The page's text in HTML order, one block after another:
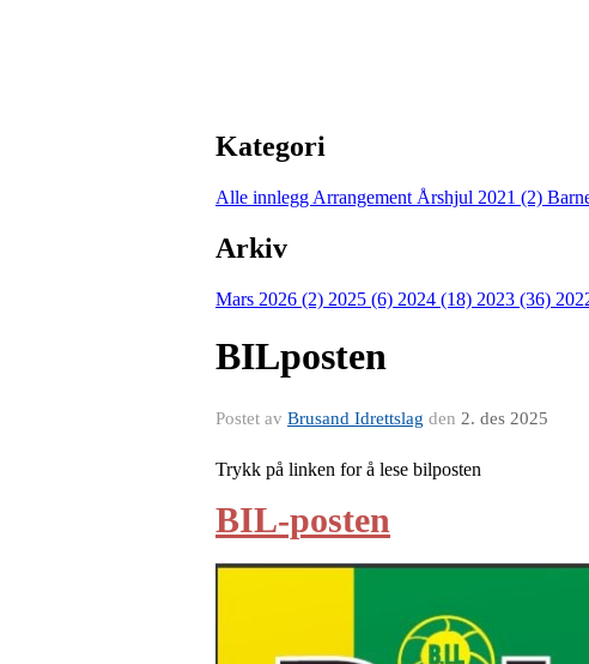
Kategori
Alle innlegg Arrangement Årshjul 2021 (2)
Arkiv
Mars 2026 (2) 2025 (6) 2024 (18) 2023 (36)
BILposten
Postet av Brusand Idrettslag den 2. des 2025
Trykk på linken for å lese bilposten
BIL-posten